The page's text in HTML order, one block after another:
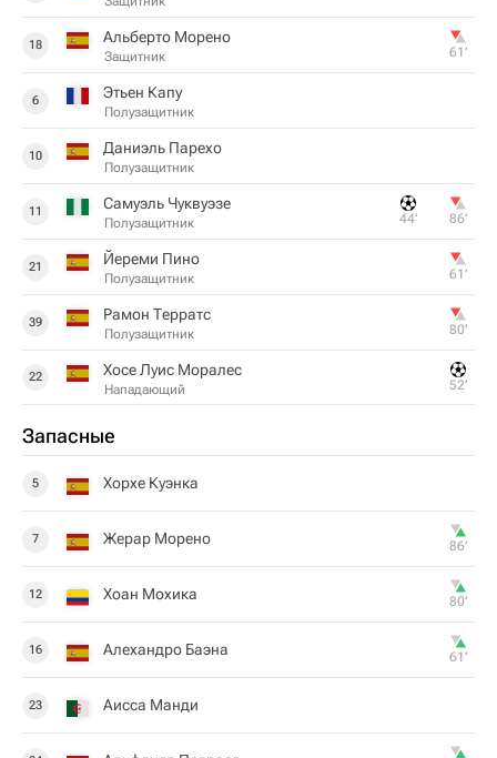
18 Альберто Морено
Защитник 61‎’‎
6 Этьен Капу
Полузащитник
10 Даниэль Парехо
Полузащитник
11 Самуэль Чуквуэзе
Полузащитник 44‎’‎ 86‎’‎
21 Йереми Пино
Полузащитник 61‎’‎
39 Рамон Терратс
Полузащитник 80‎’‎
22 Хосе Луис Моралес
Нападающий 52‎’‎
Запасные
5 Хорхе Куэнка
7 Жерар Морено 86‎’‎
12 Хоан Мохика 80‎’‎
16 Алехандро Баэна 61‎’‎
23 Аисса Манди